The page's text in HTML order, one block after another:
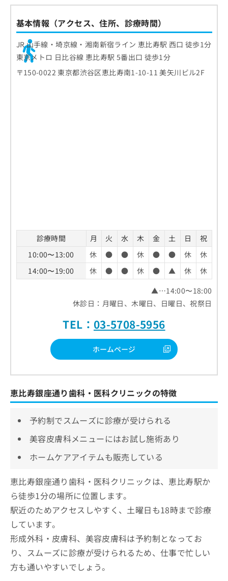
基本情報（アクセス、住所、診療時間）
JR 山手線・埼京線・湘南新宿ライン 恵比寿駅 西口 徒歩1分
東京メトロ 日比谷線 恵比寿駅 5番出口 徒歩1分
〒150-0022 東京都渋谷区恵比寿南1-10-11 美矢川ビル2F
診療時間 月 火 水 木 金 土 日
祝
10:00〜13:00
休 ● ● 休 ● ● 休
休
14:00〜19:00
休 ● ● 休 ● ▲ 休
休
▲…14:00〜18:00
休診日：月曜日、木曜日、日曜日、祝祭日
TEL： 03-5708-5956
ホームページ
恵比寿銀座通り歯科・医科クリニックの特徴
予約制でスムーズに診療が受けられる
美容皮膚科メニューにはお試し施術あり
ホームケアアイテムも販売している
恵比寿銀座通り歯科・医科クリニックは、恵比寿駅か
ら徒歩1分の場所に位置します。
駅近のためアクセスしやすく、土曜日も18時まで診療
しています。
形成外科・皮膚科、美容皮膚科は予約制となってお
り、スムーズに診療が受けられるため、仕事で忙しい
方も通いやすいでしょう。